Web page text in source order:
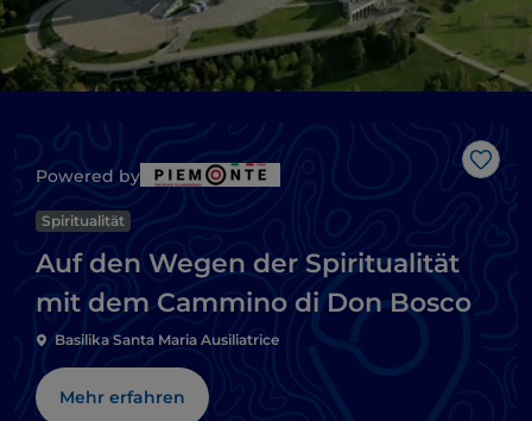
Like
Powered by
Spiritualität
Auf den Wegen der Spiritualität
mit dem Cammino di Don Bosco
Basilika Santa Maria Ausiliatrice
Mehr erfahren